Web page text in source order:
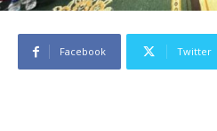
Facebook Twitter